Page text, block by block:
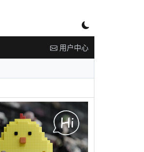
用户中心